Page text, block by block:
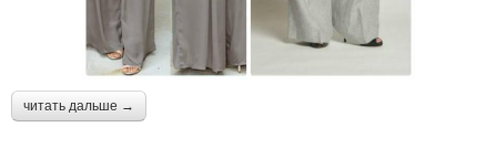
читать дальше →